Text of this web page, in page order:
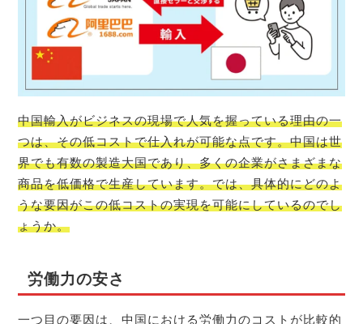
中国輸入がビジネスの現場で人気を握っている理由の一
つは、その低コストで仕入れが可能な点です。中国は世
界でも有数の製造大国であり、多くの企業がさまざまな
商品を低価格で生産しています。では、具体的にどのよ
うな要因がこの低コストの実現を可能にしているのでし
ょうか。
労働力の安さ
一つ目の要因は、中国における労働力のコストが比較的